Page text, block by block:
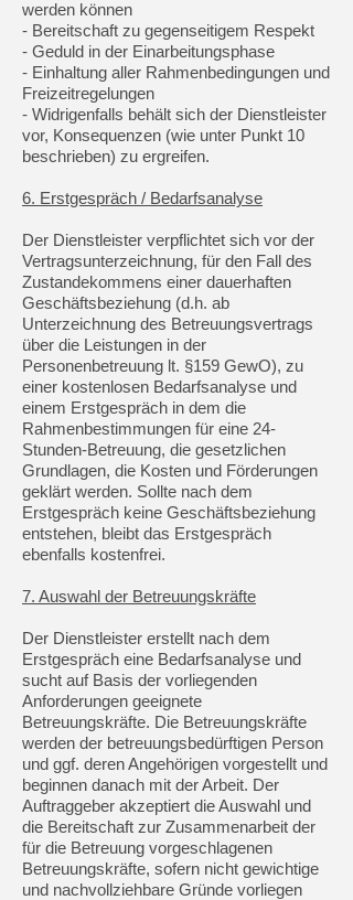
werden können
- Bereitschaft zu gegenseitigem Respekt
- Geduld in der Einarbeitungsphase
- Einhaltung aller Rahmenbedingungen und
Freizeitregelungen
- Widrigenfalls behält sich der Dienstleister
vor, Konsequenzen (wie unter Punkt 10
beschrieben) zu ergreifen.
6. Erstgespräch / Bedarfsanalyse
Der Dienstleister verpflichtet sich vor der
Vertragsunterzeichnung, für den Fall des
Zustandekommens einer dauerhaften
Geschäftsbeziehung (d.h. ab
Unterzeichnung des Betreuungsvertrags
über die Leistungen in der
Personenbetreuung lt. §159 GewO), zu
einer kostenlosen Bedarfsanalyse und
einem Erstgespräch in dem die
Rahmenbestimmungen für eine 24-
Stunden-Betreuung, die gesetzlichen
Grundlagen, die Kosten und Förderungen
geklärt werden. Sollte nach dem
Erstgespräch keine Geschäftsbeziehung
entstehen, bleibt das Erstgespräch
ebenfalls kostenfrei.
7. Auswahl der Betreuungskräfte
Der Dienstleister erstellt nach dem
Erstgespräch eine Bedarfsanalyse und
sucht auf Basis der vorliegenden
Anforderungen geeignete
Betreuungskräfte. Die Betreuungskräfte
werden der betreuungsbedürftigen Person
und ggf. deren Angehörigen vorgestellt und
beginnen danach mit der Arbeit. Der
Auftraggeber akzeptiert die Auswahl und
die Bereitschaft zur Zusammenarbeit der
für die Betreuung vorgeschlagenen
Betreuungskräfte, sofern nicht gewichtige
und nachvollziehbare Gründe vorliegen